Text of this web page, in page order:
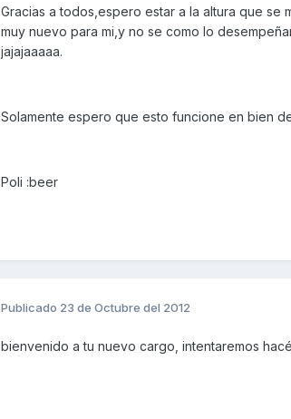
Gracias a todos,espero estar a la altura que
muy nuevo para mi,y no se como lo
jajajaaaaa.
Solamente espero que esto funcione en bien
Poli :beer
Publicado 23 de Octubre del 2012
bienvenido a tu nuevo cargo, intentaremos